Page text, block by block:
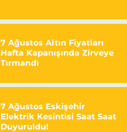
7 Ağustos Altın Fiyatları
Hafta Kapanışında Zirveye
Tırmandı
7 Ağustos Eskişehir
Elektrik Kesintisi Saat Saat
Duyuruldu!